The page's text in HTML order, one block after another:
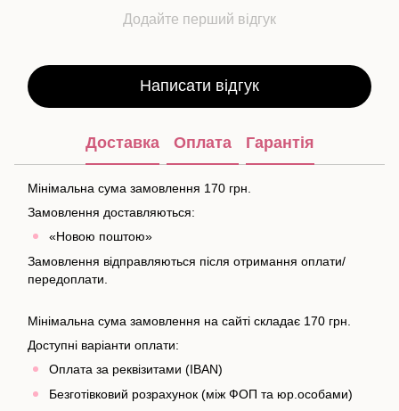
Додайте перший відгук
Написати відгук
Доставка Оплата Гарантія
Мінімальна сума замовлення 170 грн.
Замовлення доставляються:
«Новою поштою»
Замовлення відправляються після отримання оплати/
передоплати.
Мінімальна сума замовлення на сайті складає 170 грн.
Доступні варіанти оплати:
Оплата за реквізитами (IBAN)
Безготівковий розрахунок (між ФОП та юр.особами)